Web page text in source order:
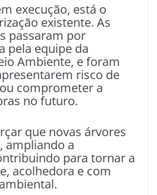
execução, está o
existente. As
passaram por
pela equipe da
Ambiente, e foram
risco de
comprometer a
no futuro.
que novas árvores
ampliando a
para tornar a
acolhedora e com